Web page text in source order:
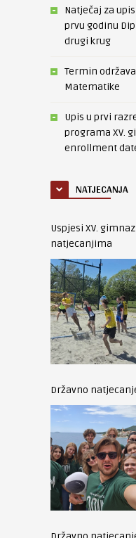
Natječaj za
prvu godinu
drugi krug
Termin
Matematike
Upis u prvi
programa XV.
enrollment
NATJECANJA
Uspjesi XV.
natjecanjima
Državno